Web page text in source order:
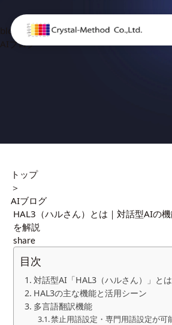
blog
AIブログ
トップ
＞
AIブログ
HAL3（ハルさん）とは｜対話型AIの
を解説
share
目次
対話型AI「HAL3（ハルさん）」とは
HAL3の主な機能と活用シーン
多言語翻訳機能
禁止用語設定・専門用語設定が可